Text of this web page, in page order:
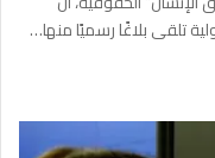
تلقى بلاغًا رسميًا منها…